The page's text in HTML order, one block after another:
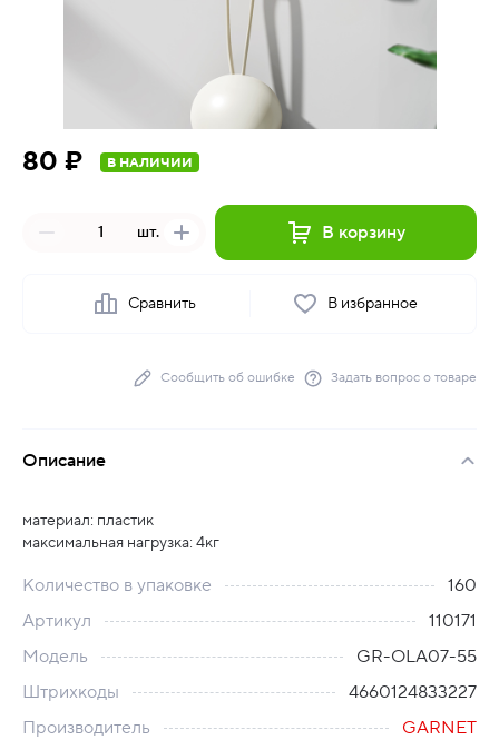
80 ₽ В НАЛИЧИИ
шт. В корзину
Сравнить В избранное
Сообщить об ошибке Задать вопрос о товаре
Описание
материал: пластик
максимальная нагрузка: 4кг
Количество в упаковке
160
Артикул
110171
Модель
GR-OLA07-55
Штрихкоды
4660124833227
Производитель
GARNET